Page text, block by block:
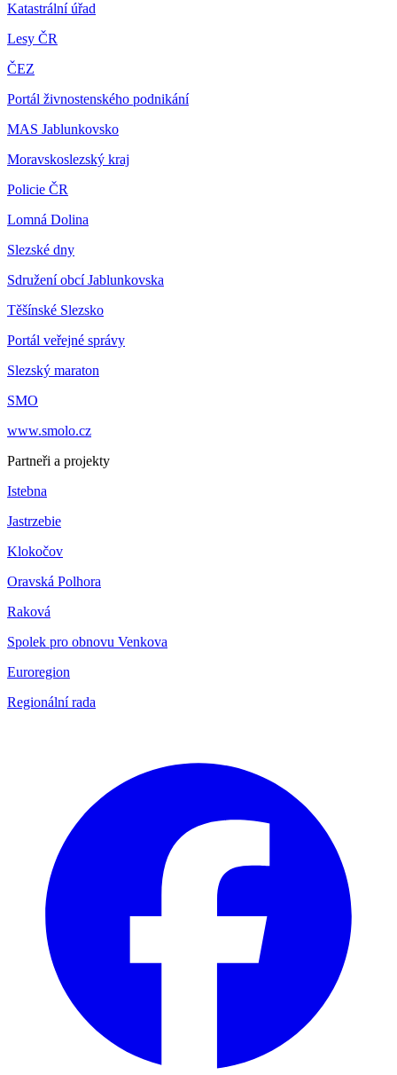
Katastrální úřad
Lesy ČR
ČEZ
Portál živnostenského podnikání
MAS Jablunkovsko
Moravskoslezský kraj
Policie ČR
Lomná Dolina
Slezské dny
Sdružení obcí Jablunkovska
Těšínské Slezsko
Portál veřejné správy
Slezský maraton
SMO
www.smolo.cz
Partneři a projekty
Istebna
Jastrzebie
Klokočov
Oravská Polhora
Raková
Spolek pro obnovu Venkova
Euroregion
Regionální rada